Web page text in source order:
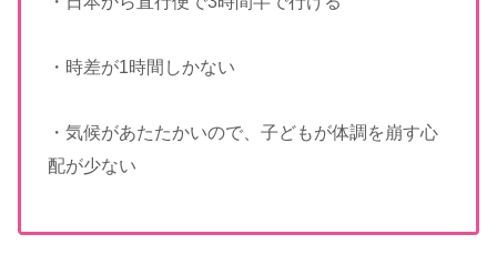
・時差が1時間しかない
・気候があたたかいので、子どもが体調を崩す心
配が少ない